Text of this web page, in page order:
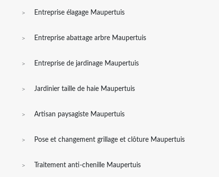
Entreprise élagage Maupertuis
Entreprise abattage arbre Maupertuis
Entreprise de jardinage Maupertuis
Jardinier taille de haie Maupertuis
Artisan paysagiste Maupertuis
Pose et changement grillage et clôture Maupertuis
Traitement anti-chenille Maupertuis